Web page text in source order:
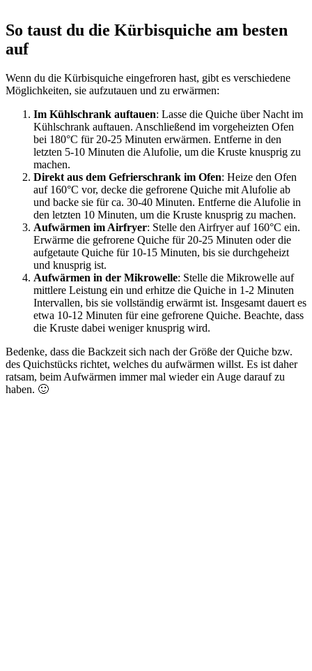
So taust du die Kürbisquiche am besten
auf
Wenn du die Kürbisquiche eingefroren hast, gibt es verschiedene
Möglichkeiten, sie aufzutauen und zu erwärmen:
Im Kühlschrank auftauen: Lasse die Quiche über Nacht im
Kühlschrank auftauen. Anschließend im vorgeheizten Ofen
bei 180°C für 20-25 Minuten erwärmen. Entferne in den
letzten 5-10 Minuten die Alufolie, um die Kruste knusprig zu
machen.
Direkt aus dem Gefrierschrank im Ofen: Heize den Ofen
auf 160°C vor, decke die gefrorene Quiche mit Alufolie ab
und backe sie für ca. 30-40 Minuten. Entferne die Alufolie in
den letzten 10 Minuten, um die Kruste knusprig zu machen.
Aufwärmen im Airfryer: Stelle den Airfryer auf 160°C ein.
Erwärme die gefrorene Quiche für 20-25 Minuten oder die
aufgetaute Quiche für 10-15 Minuten, bis sie durchgeheizt
und knusprig ist.
Aufwärmen in der Mikrowelle: Stelle die Mikrowelle auf
mittlere Leistung ein und erhitze die Quiche in 1-2 Minuten
Intervallen, bis sie vollständig erwärmt ist. Insgesamt dauert es
etwa 10-12 Minuten für eine gefrorene Quiche. Beachte, dass
die Kruste dabei weniger knusprig wird.
Bedenke, dass die Backzeit sich nach der Größe der Quiche bzw.
des Quichstücks richtet, welches du aufwärmen willst. Es ist daher
ratsam, beim Aufwärmen immer mal wieder ein Auge darauf zu
haben. 🙂